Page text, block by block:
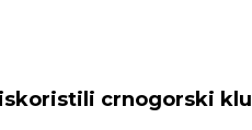
crnogorski